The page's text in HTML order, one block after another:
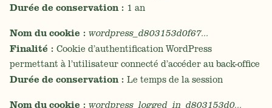
Durée de conservation : 1 an
Nom du cookie : wordpress_d803153d0f67…
Finalité : Cookie d’authentification WordPress
permettant à l’utilisateur connecté d’accéder au back-office
Durée de conservation : Le temps de la session
Nom du cookie : wordpress_logged_in_d803153d0…